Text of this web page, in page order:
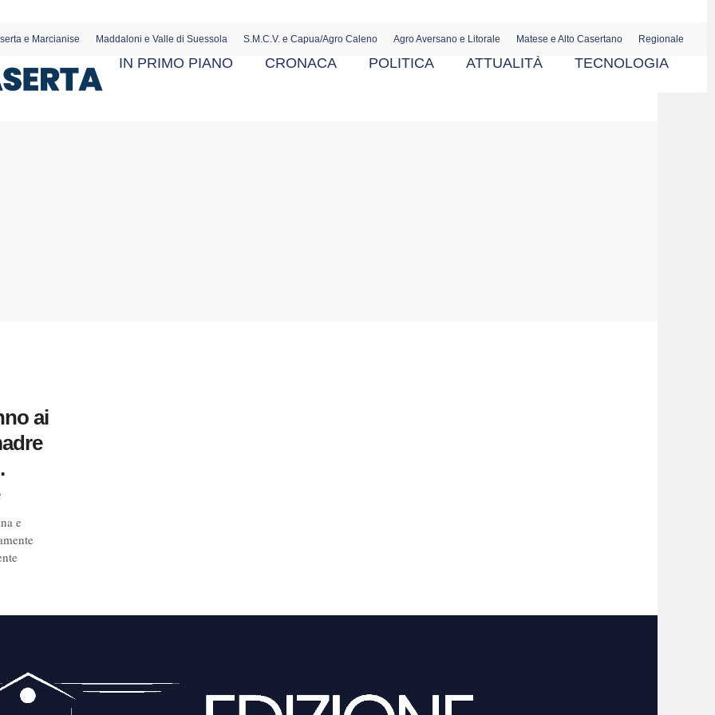
e Marcianise Maddaloni e Valle di Suessola S.M.C.V. e Capua/Agro Caleno Agro Aversano e Litorale Matese e Alto Casertano Regionale
IN PRIMO PIANO CRONACA POLITICA ATTUALITÀ TECNOLOGIA
ai
e